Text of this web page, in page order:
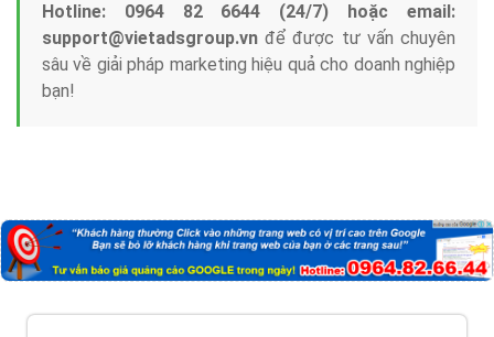
Hotline: 0964 82 6644 (24/7) hoặc email:
support@vietadsgroup.vn để được tư vấn chuyên
sâu về giải pháp marketing hiệu quả cho doanh nghiệp
bạn!